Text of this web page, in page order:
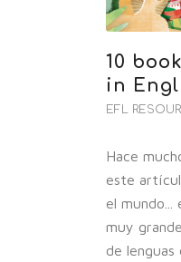
10
in
EFL
Hace
este
el mundo...
muy
de